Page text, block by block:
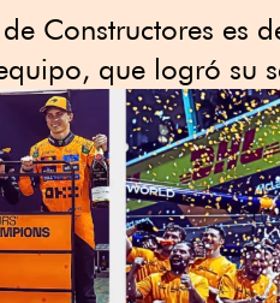
Constructores es
que logró su